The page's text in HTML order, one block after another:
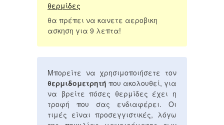
θερμίδες
θα πρέπει να κανετε αεροβικη
ασκηση για 9 λεπτα!
Μπορείτε να χρησιμοποιήσετε τον
θερμιδομετρητή που ακολουθεί, για
να βρείτε πόσες θερμίδες έχει η
τροφή που σας ενδιαφέρει. Οι
τιμές είναι προσεγγιστικές, λόγω